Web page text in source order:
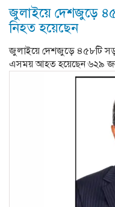
জুলাইয়ে দেশজুড়ে
নিহত হয়েছেন
জুলাইয়ে দেশজুড়ে ৪৫৮টি
এসময় আহত হয়েছেন ৬২৯